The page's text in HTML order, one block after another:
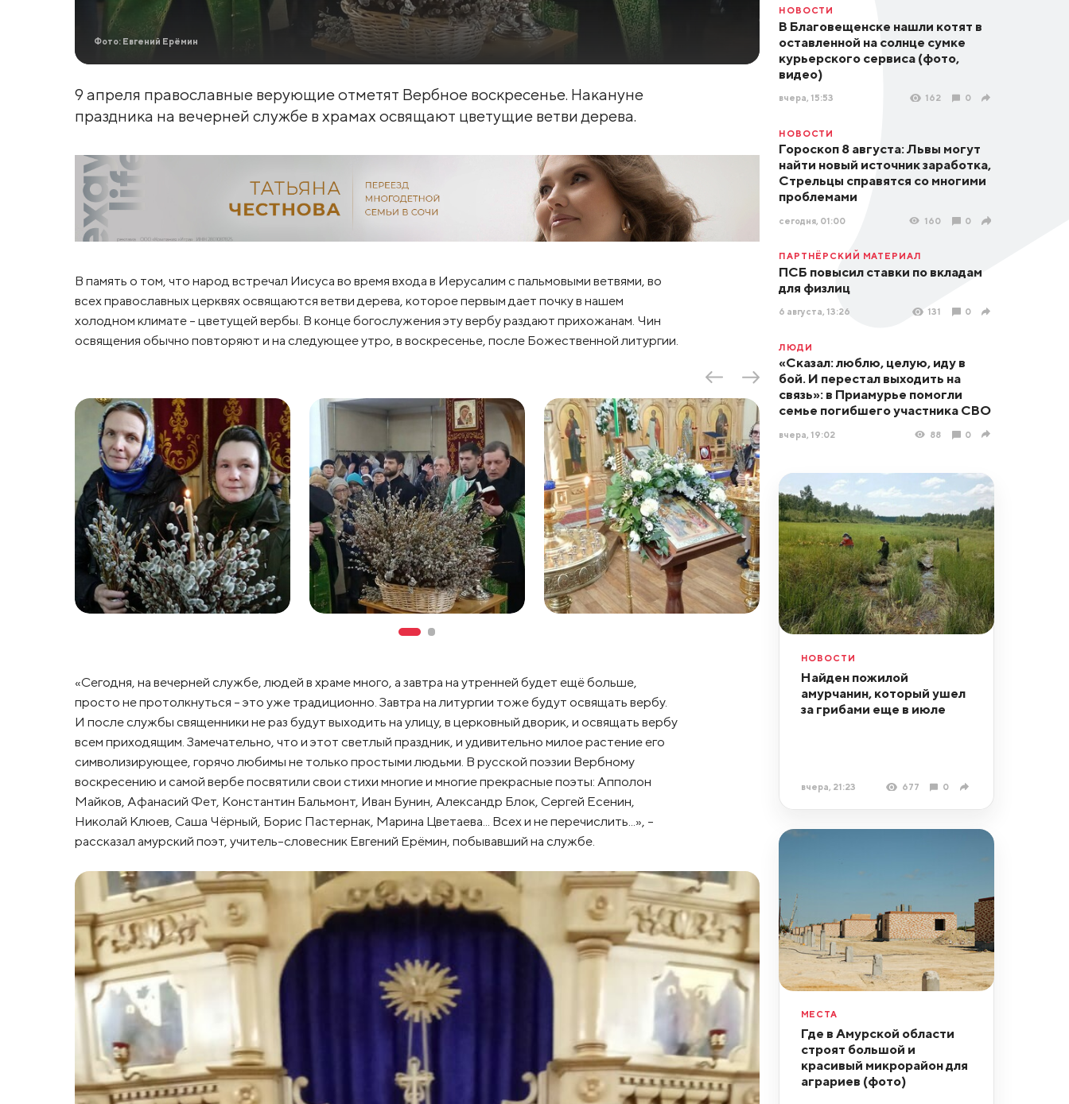
Фото: Евгений Ерёмин
9 апреля православные верующие отметят Вербное воскресенье. Накануне
праздника на вечерней службе в храмах освящают цветущие ветви дерева.
В память о том, что народ встречал Иисуса во время входа в Иерусалим с пальмовыми ветвями, во
всех православных церквях освящаются ветви дерева, которое первым дает почку в нашем
холодном климате – цветущей вербы. В конце богослужения эту вербу раздают прихожанам. Чин
освящения обычно повторяют и на следующее утро, в воскресенье, после Божественной литургии.
«Сегодня, на вечерней службе, людей в храме много, а завтра на утренней будет ещё больше,
просто не протолкнуться – это уже традиционно. Завтра на литургии тоже будут освящать вербу.
И после службы священники не раз будут выходить на улицу, в церковный дворик, и освящать вербу
всем приходящим. Замечательно, что и этот светлый праздник, и удивительно милое растение его
символизирующее, горячо любимы не только простыми людьми. В русской поэзии Вербному
воскресению и самой вербе посвятили свои стихи многие и многие прекрасные поэты: Апполон
Майков, Афанасий Фет, Константин Бальмонт, Иван Бунин, Александр Блок, Сергей Есенин,
Николай Клюев, Саша Чёрный, Борис Пастернак, Марина Цветаева... Всех и не перечислить...», -
рассказал амурский поэт, учитель-словесник Евгений Ерёмин, побывавший на службе.
НОВОСТИ
В Благовещенске нашли котят в
оставленной на солнце сумке
курьерского сервиса (фото,
видео)
вчера, 15:53 162 0
НОВОСТИ
Гороскоп 8 августа: Львы могут
найти новый источник заработка,
Стрельцы справятся со многими
проблемами
сегодня, 01:00 160 0
ПАРТНЁРСКИЙ МАТЕРИАЛ
ПСБ повысил ставки по вкладам
для физлиц
6 августа, 13:26 131 0
ЛЮДИ
«Сказал: люблю, целую, иду в
бой. И перестал выходить на
связь»: в Приамурье помогли
семье погибшего участника СВО
вчера, 19:02 88 0
НОВОСТИ
Найден пожилой
амурчанин, который ушел
за грибами еще в июле
вчера, 21:23 677 0
МЕСТА
Где в Амурской области
строят большой и
красивый микрорайон для
аграриев (фото)